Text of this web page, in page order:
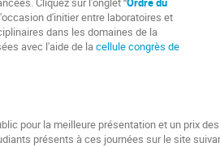
d'initier entre laboratoires et
dans les domaines de la
avec l'aide de lacellule congrès de
pour la meilleure présentation et un prix
présents à ces journées sur le site